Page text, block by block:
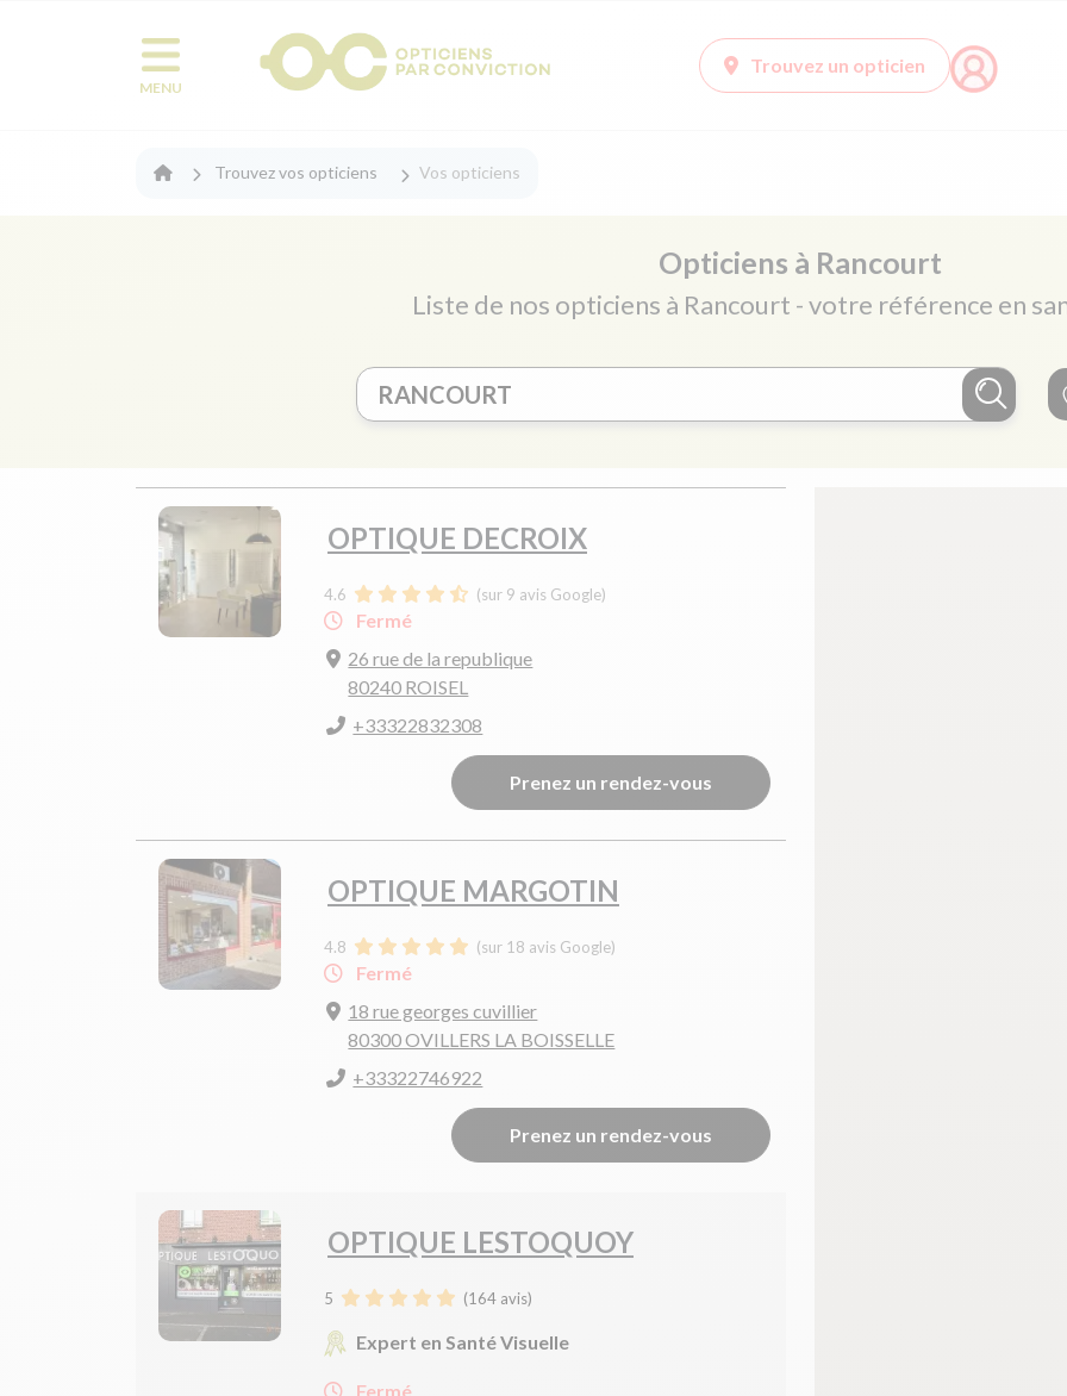
MENU
Trouvez un opticien
Trouvez vos opticiens Vos opticiens
Opticiens à Rancourt
Liste de nos opticiens à Rancourt - votre référence en
OPTIQUE DECROIX
4.6 (sur 9 avis Google)
Fermé
26 rue de la republique
80240 ROISEL
+33322832308
Prenez un rendez-vous
OPTIQUE MARGOTIN
4.8 (sur 18 avis Google)
Fermé
18 rue georges cuvillier
80300 OVILLERS LA BOISSELLE
+33322746922
Prenez un rendez-vous
OPTIQUE LESTOQUOY
5 (164 avis)
Expert en Santé Visuelle
Fermé